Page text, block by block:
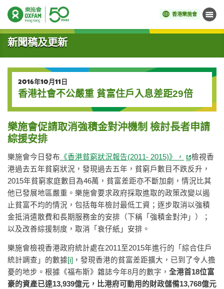
香港樂施會 目錄
開始主要內容
新聞稿及更新
2016年10月11日
香港社會不公嚴重 貧富住戶入息差距29倍
樂施會促請取消強積金對沖機制 檢討長者申請
綜援安排
樂施會今日發布 《香港貧窮狀況報告(2011- 2015)》，
檢視香
港過去五年貧窮狀況，發現過去五年，貧窮戶數目不跌反升，
2015年貧窮家庭數目為46萬，貧富差距亦不斷加劇，情況比其
他已發展地區嚴重。樂施會要求政府採取進取的政策改變以遏
止貧富不均的情況，包括每年檢討最低工資；逐步取消以強積
金抵消遣散費和長期服務金的安排（下稱「強積金對沖」）；
以及改善綜援制度，取消「衰仔紙」安排。
樂施會檢視香港政府統計處在2011至2015年進行的「綜合住戶
統計調查」的數據[i] ，發現香港的貧富差距擴大，已到了令人擔
憂的地步。根據《福布斯》雜誌今年8月的數字， 全港首18位富
豪的資產已達13,939億元，比港府可動用的財政儲備13,768億元